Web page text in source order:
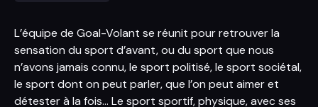
L’équipe de Goal-Volant se réunit pour retrouver la
sensation du sport d’avant, ou du sport que nous
n’avons jamais connu, le sport politisé, le sport sociétal,
le sport dont on peut parler, que l’on peut aimer et
détester à la fois… Le sport sportif, physique, avec ses